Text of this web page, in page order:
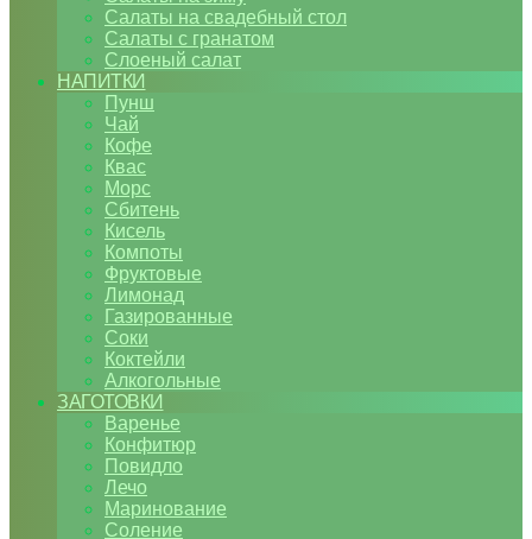
Салаты на свадебный стол
Салаты с гранатом
Слоеный салат
НАПИТКИ
Пунш
Чай
Кофе
Квас
Морс
Сбитень
Кисель
Компоты
Фруктовые
Лимонад
Газированные
Соки
Коктейли
Алкогольные
ЗАГОТОВКИ
Варенье
Конфитюр
Повидло
Лечо
Маринование
Соление